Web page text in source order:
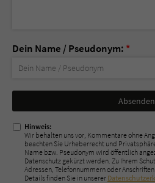
Dein Name / Pseudonym: *
Nicht
ausfüllen!
Hinweis:
Wir behalten uns vor, Kommentare ohne
beachten Sie Urheberrecht und
Name bzw. Pseudonym wird öffentlich
Datenschutz gekürzt werden. Zu Ihrem
Adressen, Telefonnummern oder
Details finden Sie in unserer